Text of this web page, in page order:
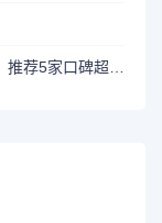
点痣 长沙 长沙点痣去哪个正规医院好？推荐5家口碑超棒且价格实惠的好医院